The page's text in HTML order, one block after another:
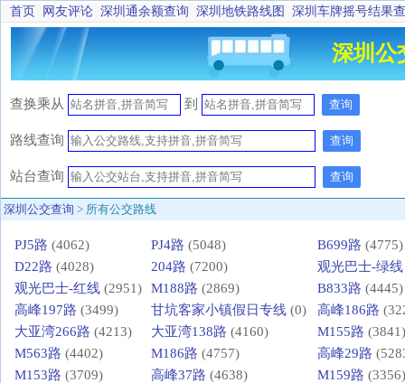
首页 网友评论 深圳通余额查询 深圳地铁路线图 深圳车牌摇号结果
深圳公
查换乘从 到 查询
路线查询 查询
站台查询 查询
深圳公交查询 > 所有公交路线
PJ5路 (4062) PJ4路 (5048) B699路 (4775)
D22路 (4028) 204路 (7200)
观光巴士-绿线
观光巴士-红线 (2951) M188路 (2869) B833路 (4445)
高峰197路 (3499) 甘坑客家小镇假日专线 (0) 高峰186路
大亚湾266路 (4213) 大亚湾138路 (4160) M155路 (3841)
M563路 (4402) M186路 (4757) 高峰29路
M153路 (3709) 高峰37路 (4638) M159路 (3356)